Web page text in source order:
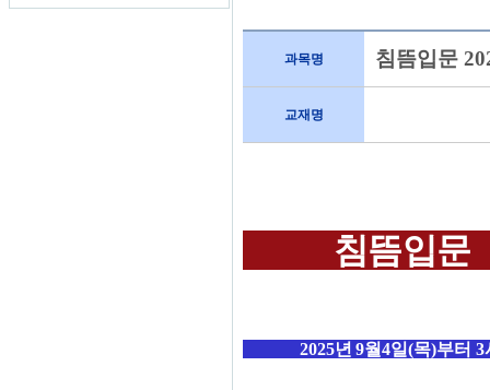
과목명 침뜸입문
교재명
침뜸입문
2025년 9월4일(목)부터 3